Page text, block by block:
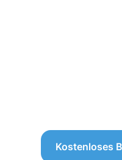
Kostenloses